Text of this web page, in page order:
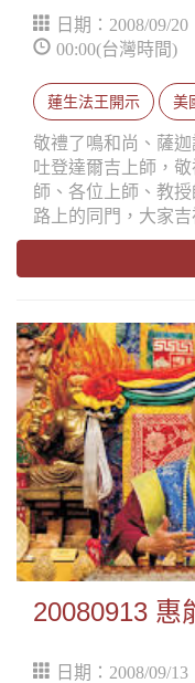
日期：2008/09/20
00:00(台灣時間)
蓮生法王開示 美
敬禮了鳴和尚、薩
吐登達爾吉上師，
師、各位上師、教
路上的同門，大家吉
20080913 惠
日期：2008/09/13